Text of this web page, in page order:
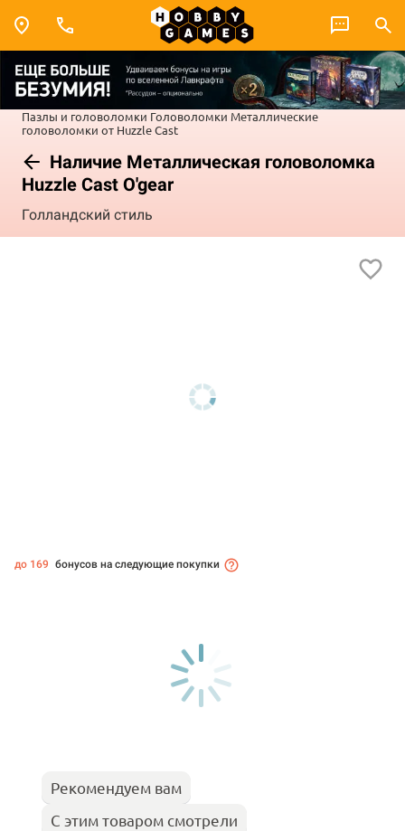
Пазлы и головоломки Головоломки Металлические
головоломки от Huzzle Cast
Наличие Металлическая головоломка
Huzzle Cast O'gear
Голландский стиль
до 169 бонусов на следующие покупки
Рекомендуем вам
С этим товаром смотрели